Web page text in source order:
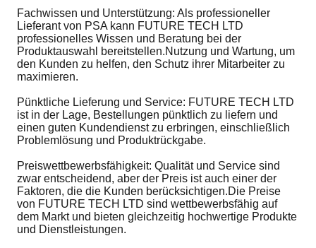
Fachwissen und Unterstützung: Als professioneller
Lieferant von PSA kann FUTURE TECH LTD
professionelles Wissen und Beratung bei der
Produktauswahl bereitstellen.Nutzung und Wartung, um
den Kunden zu helfen, den Schutz ihrer Mitarbeiter zu
maximieren.
Pünktliche Lieferung und Service: FUTURE TECH LTD
ist in der Lage, Bestellungen pünktlich zu liefern und
einen guten Kundendienst zu erbringen, einschließlich
Problemlösung und Produktrückgabe.
Preiswettbewerbsfähigkeit: Qualität und Service sind
zwar entscheidend, aber der Preis ist auch einer der
Faktoren, die die Kunden berücksichtigen.Die Preise
von FUTURE TECH LTD sind wettbewerbsfähig auf
dem Markt und bieten gleichzeitig hochwertige Produkte
und Dienstleistungen.